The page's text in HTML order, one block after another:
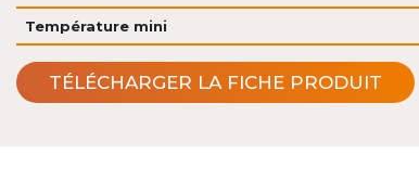
Température mini
TÉLÉCHARGER LA FICHE PRODUIT